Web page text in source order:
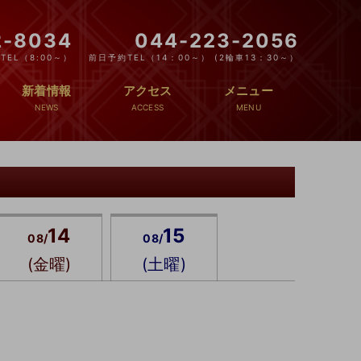
8034
（8:00～）
044-223-2056
前日予約TEL（14：00～） (2輪車13：30～）
新着情報 アクセス メニュー
08/14
(金曜)
08/15
(土曜)